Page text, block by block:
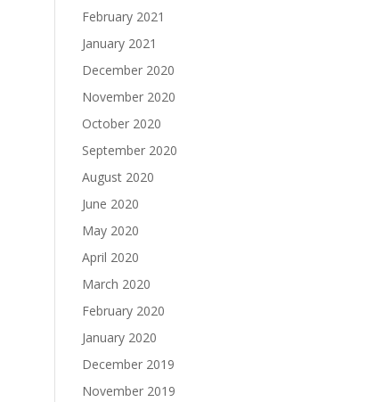
February 2021
January 2021
December 2020
November 2020
October 2020
September 2020
August 2020
June 2020
May 2020
April 2020
March 2020
February 2020
January 2020
December 2019
November 2019